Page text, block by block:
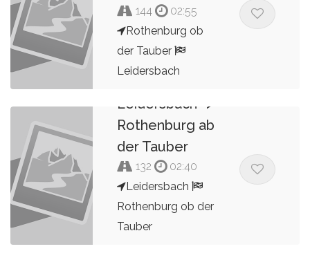
144
02:55
Rothenburg ob
der Tauber
Leidersbach
Leidersbach ->
Rothenburg ab
der Tauber
132
02:40
Leidersbach
Rothenburg ob der
Tauber